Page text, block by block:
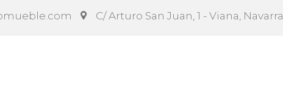
C/ Arturo San Juan, 1 - Viana, Navarra